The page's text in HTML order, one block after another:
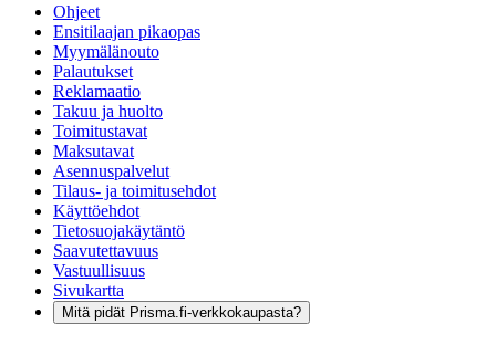
Ohjeet
Ensitilaajan pikaopas
Myymälänouto
Palautukset
Reklamaatio
Takuu ja huolto
Toimitustavat
Maksutavat
Asennuspalvelut
Tilaus- ja toimitusehdot
Käyttöehdot
Tietosuojakäytäntö
Saavutettavuus
Vastuullisuus
Sivukartta
Mitä pidät Prisma.fi-verkkokaupasta?